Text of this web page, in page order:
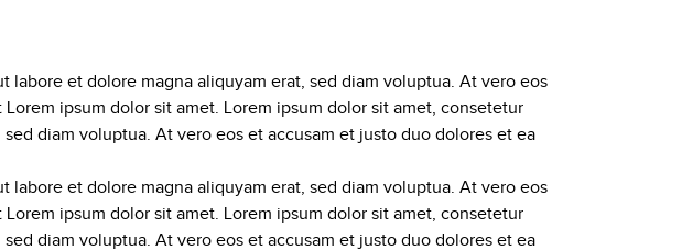
et dolore magna aliquyam erat, sed diam voluptua. At vero eos
ipsum dolor sit amet. Lorem ipsum dolor sit amet, consetetur
diam voluptua. At vero eos et accusam et justo duo dolores et ea
et dolore magna aliquyam erat, sed diam voluptua. At vero eos
ipsum dolor sit amet. Lorem ipsum dolor sit amet, consetetur
diam voluptua. At vero eos et accusam et justo duo dolores et ea